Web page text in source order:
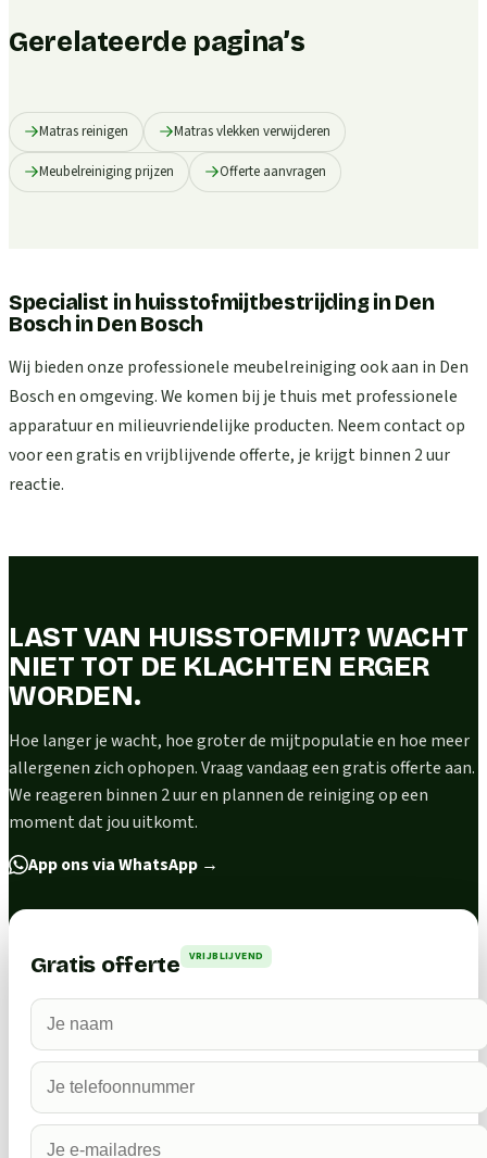
Gerelateerde pagina’s
Matras reinigen Matras vlekken verwijderen
Meubelreiniging prijzen Offerte aanvragen
Specialist in huisstofmijtbestrijding in Den
BoschinDen Bosch
Wij bieden onze professionele meubelreiniging ook aan in Den
Bosch en omgeving. We komen bij je thuis met professionele
apparatuur en milieuvriendelijke producten. Neem contact op
voor een gratis en vrijblijvende offerte, je krijgt binnen 2 uur
reactie.
LAST VAN HUISSTOFMIJT? WACHT
NIET TOT DE KLACHTEN ERGER
WORDEN.
Hoe langer je wacht, hoe groter de mijtpopulatie en hoe meer
allergenen zich ophopen. Vraag vandaag een gratis offerte aan.
We reageren binnen 2 uur en plannen de reiniging op een
moment dat jou uitkomt.
App ons via WhatsApp →
Gratis offerte VRIJBLIJVEND